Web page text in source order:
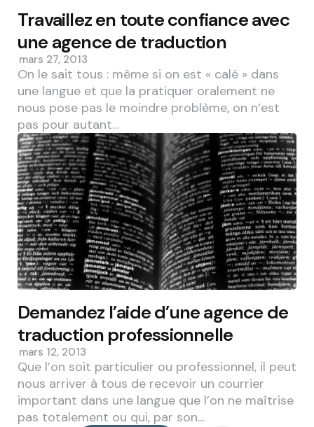
Travaillez en toute confiance avec
une agence de traduction
mars 27, 2013
On le sait tous : même si on est « calé » dans
une langue et que la pratiquer oralement ne
nous pose pas le moindre problème, on n’est
pas pour autant…
Demandez l’aide d’une agence de
traduction professionnelle
mars 12, 2013
Que l’on soit particulier ou professionnel, il peut
nous arriver à tous de recevoir un courrier
important dans une langue que l’on ne maîtrise
pas totalement ou qui, par son…